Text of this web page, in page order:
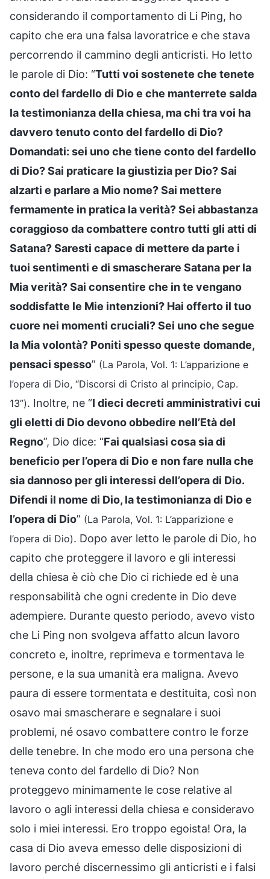
considerando il comportamento di Li Ping, ho
capito che era una falsa lavoratrice e che stava
percorrendo il cammino degli anticristi. Ho letto
le parole di Dio: “Tutti voi sostenete che tenete
conto del fardello di Dio e che manterrete salda
la testimonianza della chiesa, ma chi tra voi ha
davvero tenuto conto del fardello di Dio?
Domandati: sei uno che tiene conto del fardello
di Dio? Sai praticare la giustizia per Dio? Sai
alzarti e parlare a Mio nome? Sai mettere
fermamente in pratica la verità? Sei abbastanza
coraggioso da combattere contro tutti gli atti di
Satana? Saresti capace di mettere da parte i
tuoi sentimenti e di smascherare Satana per la
Mia verità? Sai consentire che in te vengano
soddisfatte le Mie intenzioni? Hai offerto il tuo
cuore nei momenti cruciali? Sei uno che segue
la Mia volontà? Poniti spesso queste domande,
pensaci spesso” (La Parola, Vol. 1: L’apparizione e
l’opera di Dio, “Discorsi di Cristo al principio, Cap.
13”). Inoltre, ne “I dieci decreti amministrativi cui
gli eletti di Dio devono obbedire nell’Età del
Regno”, Dio dice: “Fai qualsiasi cosa sia di
beneficio per l’opera di Dio e non fare nulla che
sia dannoso per gli interessi dell’opera di Dio.
Difendi il nome di Dio, la testimonianza di Dio e
l’opera di Dio” (La Parola, Vol. 1: L’apparizione e
l’opera di Dio). Dopo aver letto le parole di Dio, ho
capito che proteggere il lavoro e gli interessi
della chiesa è ciò che Dio ci richiede ed è una
responsabilità che ogni credente in Dio deve
adempiere. Durante questo periodo, avevo visto
che Li Ping non svolgeva affatto alcun lavoro
concreto e, inoltre, reprimeva e tormentava le
persone, e la sua umanità era maligna. Avevo
paura di essere tormentata e destituita, così non
osavo mai smascherare e segnalare i suoi
problemi, né osavo combattere contro le forze
delle tenebre. In che modo ero una persona che
teneva conto del fardello di Dio? Non
proteggevo minimamente le cose relative al
lavoro o agli interessi della chiesa e consideravo
solo i miei interessi. Ero troppo egoista! Ora, la
casa di Dio aveva emesso delle disposizioni di
lavoro perché discernessimo gli anticristi e i falsi